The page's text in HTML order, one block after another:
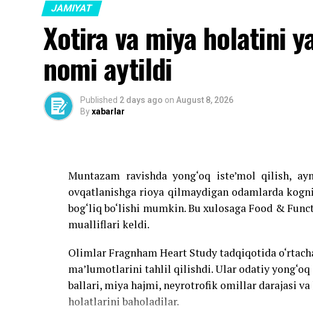
JAMIYAT
Xotira va miya holatini
nomi aytildi
Published 2 days ago on August 8, 2026
Byxabarlar
Muntazam ravishda yong‘oq iste’mol qilish,
ovqatlanishga rioya qilmaydigan odamlarda
bog‘liq bo‘lishi mumkin. Bu xulosaga Food &
mualliflari keldi.
Olimlar Fragnham Heart Study tadqiqotida
ma’lumotlarini tahlil qilishdi. Ular odatiy
ballari, miya hajmi, neyrotrofik omillar darajasi
holatlarini baholadilar.